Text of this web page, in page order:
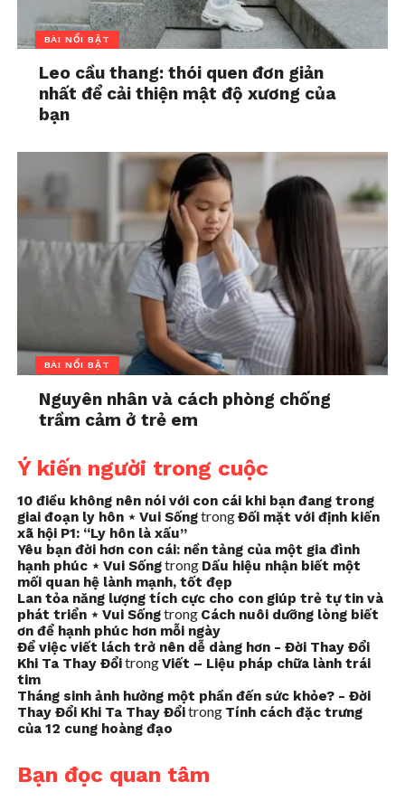
BÀI NỔI BẬT
Leo cầu thang: thói quen đơn giản
nhất để cải thiện mật độ xương của
bạn
BÀI NỔI BẬT
Nguyên nhân và cách phòng chống
trầm cảm ở trẻ em
Ý kiến người trong cuộc
10 điều không nên nói với con cái khi bạn đang trong
giai đoạn ly hôn ⋆ Vui SốngtrongĐối mặt với định kiến
xã hội P1: “Ly hôn là xấu”
Yêu bạn đời hơn con cái: nền tảng của một gia đình
hạnh phúc ⋆ Vui Sốngtrong Dấu hiệu nhận biết một
mối quan hệ lành mạnh, tốt đẹp
Lan tỏa năng lượng tích cực cho con giúp trẻ tự tin và
phát triển ⋆ Vui Sốngtrong Cách nuôi dưỡng lòng biết
ơn để hạnh phúc hơn mỗi ngày
Để việc viết lách trở nên dễ dàng hơn - Đời Thay Đổi
Khi Ta Thay ĐổitrongViết – Liệu pháp chữa lành trái
tim
Tháng sinh ảnh hưởng một phần đến sức khỏe? - Đời
Thay Đổi Khi Ta Thay Đổitrong Tính cách đặc trưng
của 12 cung hoàng đạo
Bạn đọc quan tâm